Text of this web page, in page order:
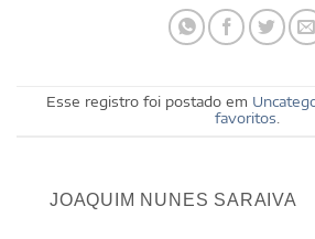
Esse registro foi postado em
favoritos
JOAQUIM NUNES SARAIVA